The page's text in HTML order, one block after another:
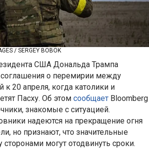
/ SERGEY BOBOK
США Дональда Трампа
соглашения о перемирии между
к 20 апреля, когда католики и
Пасху. Об этом сообщает Bloomberg
знакомые с ситуацией.
надеются на прекращение огня
но признают, что значительные
могут отодвинуть сроки.